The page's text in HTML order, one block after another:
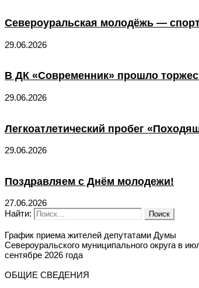
Североуральская молодёжь —
29.06.2026
В ДК «Современник» прошло
29.06.2026
Легкоатлетический пробег
29.06.2026
Поздравляем с Днём молодежи!
27.06.2026
Найти:
График приема жителей депутатами Думы
Североуральского муниципального округа в
сентябре 2026 года
ОБЩИЕ СВЕДЕНИЯ